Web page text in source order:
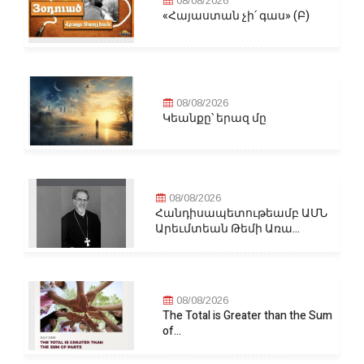
«Հայաստան չի՛ գաս» (Բ)
08/08/2026
Կեանքը՝ երազ մը
08/08/2026
Հանդիսապետութեամբ ԱՄՆ
Արեւմտեան Թեմի Առա...
08/08/2026
The Total is Greater than the Sum
of...